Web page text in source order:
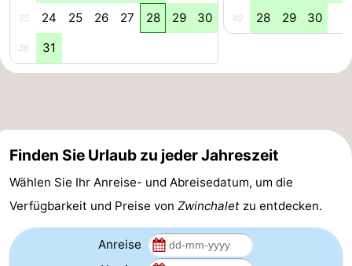
Reiten
Golfplatze
Seehunden
Essen
trinken
Praktisch
35 24 25 26 27 28 29 30
36 31
40 28 29 30
Finden Sie Urlaub zu jeder Jahreszeit
Wählen Sie Ihr Anreise- und Abreisedatum, um die
Verfügbarkeit und Preise von Zwinchalet zu entdecken.
Anreise